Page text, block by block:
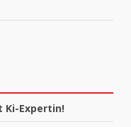
Ki-Expertin!